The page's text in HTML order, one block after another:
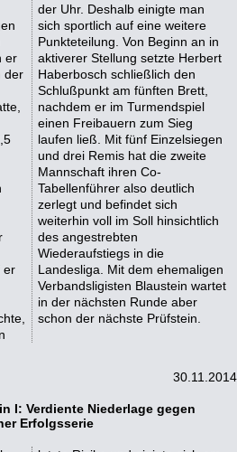
er
der
er
schon der nächste Prüfstein.
30.11.2014
I: Verdiente Niederlage gegen
Erfolgsserie